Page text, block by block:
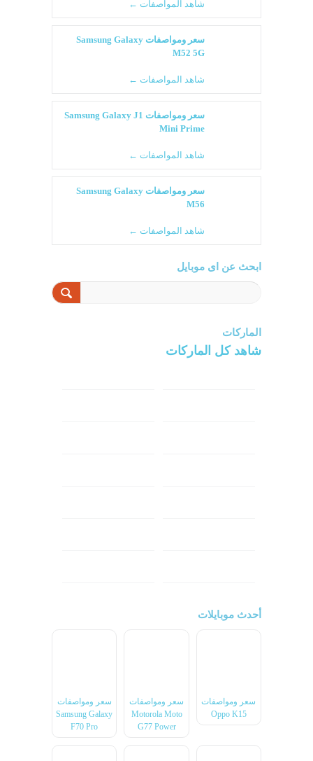
شاهد المواصفات ←
سعر ومواصفات Samsung Galaxy
M52 5G
شاهد المواصفات ←
سعر ومواصفات Samsung Galaxy J1
Mini Prime
شاهد المواصفات ←
سعر ومواصفات Samsung Galaxy
M56
شاهد المواصفات ←
ابحث عن اى موبايل
الماركات
شاهد كل الماركات
أحدث موبايلات
سعر ومواصفات
Oppo K15
سعر ومواصفات
Motorola Moto
G77 Power
سعر ومواصفات
Samsung Galaxy
F70 Pro